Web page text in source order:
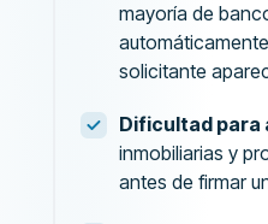
mayoría de
solicitante
Dificultad para
inmobiliarias y
antes de firmar